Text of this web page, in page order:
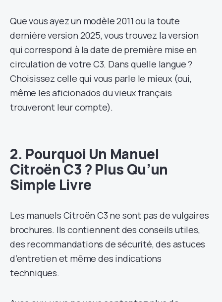
Que vous ayez un modèle 2011 ou la toute
dernière version 2025, vous trouvez la version
qui correspond à la date de première mise en
circulation de votre C3. Dans quelle langue ?
Choisissez celle qui vous parle le mieux (oui,
même les aficionados du vieux français
trouveront leur compte).
2. Pourquoi Un Manuel
Citroën C3 ? Plus Qu’un
Simple Livre
Les manuels Citroën C3 ne sont pas de vulgaires
brochures. Ils contiennent des conseils utiles,
des recommandations de sécurité, des astuces
d’entretien et même des indications
techniques.